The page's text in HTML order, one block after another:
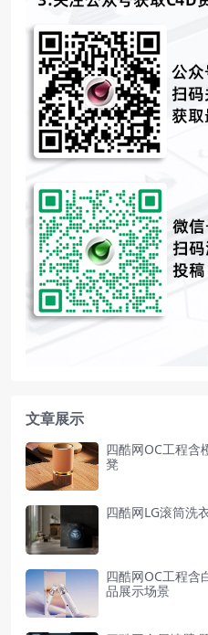
文章展示
四酷网OC工程含
凳
四酷网LG滚筒洗
四酷网OC工程含
品展示场景